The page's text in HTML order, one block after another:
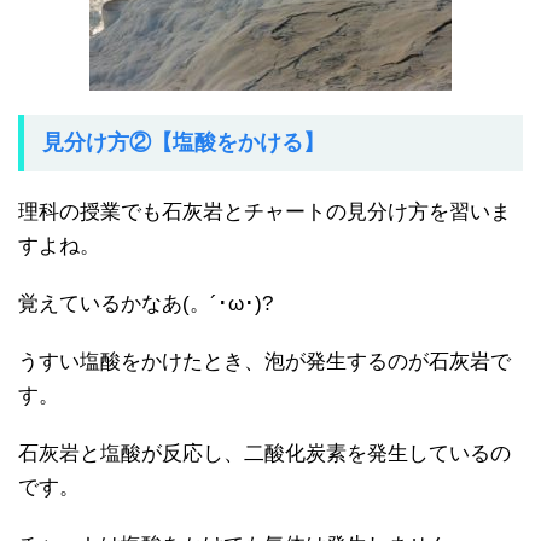
見分け方②【塩酸をかける】
理科の授業でも石灰岩とチャートの見分け方を習いま
すよね。
覚えているかなあ(。´･ω･)?
うすい塩酸をかけたとき、泡が発生するのが石灰岩で
す。
石灰岩と塩酸が反応し、二酸化炭素を発生しているの
です。